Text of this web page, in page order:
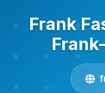
Frank